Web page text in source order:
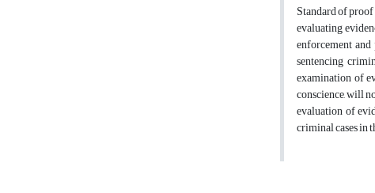
Standard of
evaluating
enforcement
sentencing
examination of
conscience, will
evaluation of
criminal cases in